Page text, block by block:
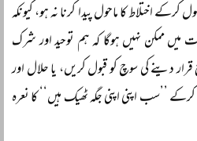
اختلاط کا ماحول پیدا کرنا نہ ہو، کیونکہ
ممکن نہیں ہوگا کہ ہم توحید اور شرک
قرار دینے کی سوچ کو قبول کریں، یا حلال اور
’’سب اپنی اپنی جگہ ٹھیک ہیں‘‘ کا نعرہ